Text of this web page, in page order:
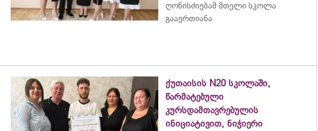
ღონისძიებამ მთელი სკოლა
გააერთიანა
ქუთაისის N20 სკოლაში,
წარმატებული
კურსდამთავრებულის
ინიციატივით, ნიჭიერი